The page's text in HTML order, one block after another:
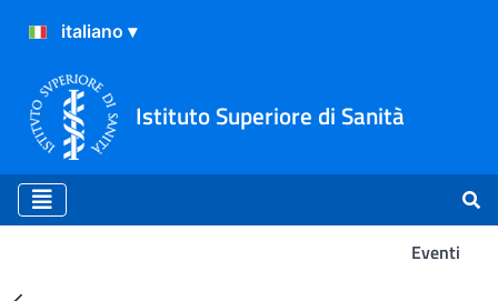
Istituto Superiore di Sanità
Eventi